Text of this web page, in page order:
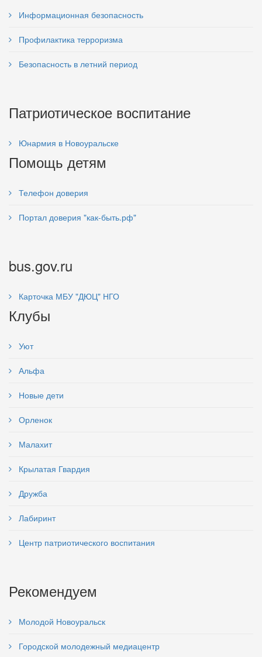
Информационная безопасность
Профилактика терроризма
Безопасность в летний период
Патриотическое воспитание
Юнармия в Новоуральске
Помощь детям
Телефон доверия
Портал доверия "как-быть.рф"
bus.gov.ru
Карточка МБУ "ДЮЦ" НГО
Клубы
Уют
Альфа
Новые дети
Орленок
Малахит
Крылатая Гвардия
Дружба
Лабиринт
Центр патриотического воспитания
Рекомендуем
Молодой Новоуральск
Городской молодежный медиацентр